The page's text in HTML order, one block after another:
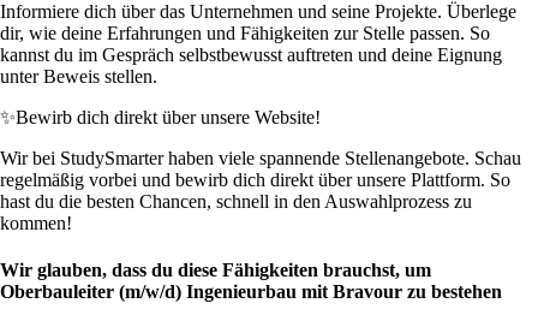
Informiere dich über das Unternehmen und seine Projekte. Überlege
dir, wie deine Erfahrungen und Fähigkeiten zur Stelle passen. So
kannst du im Gespräch selbstbewusst auftreten und deine Eignung
unter Beweis stellen.
✨Bewirb dich direkt über unsere Website!
Wir bei StudySmarter haben viele spannende Stellenangebote. Schau
regelmäßig vorbei und bewirb dich direkt über unsere Plattform. So
hast du die besten Chancen, schnell in den Auswahlprozess zu
kommen!
Wir glauben, dass du diese Fähigkeiten brauchst, um
Oberbauleiter (m/w/d) Ingenieurbau mit Bravour zu bestehen